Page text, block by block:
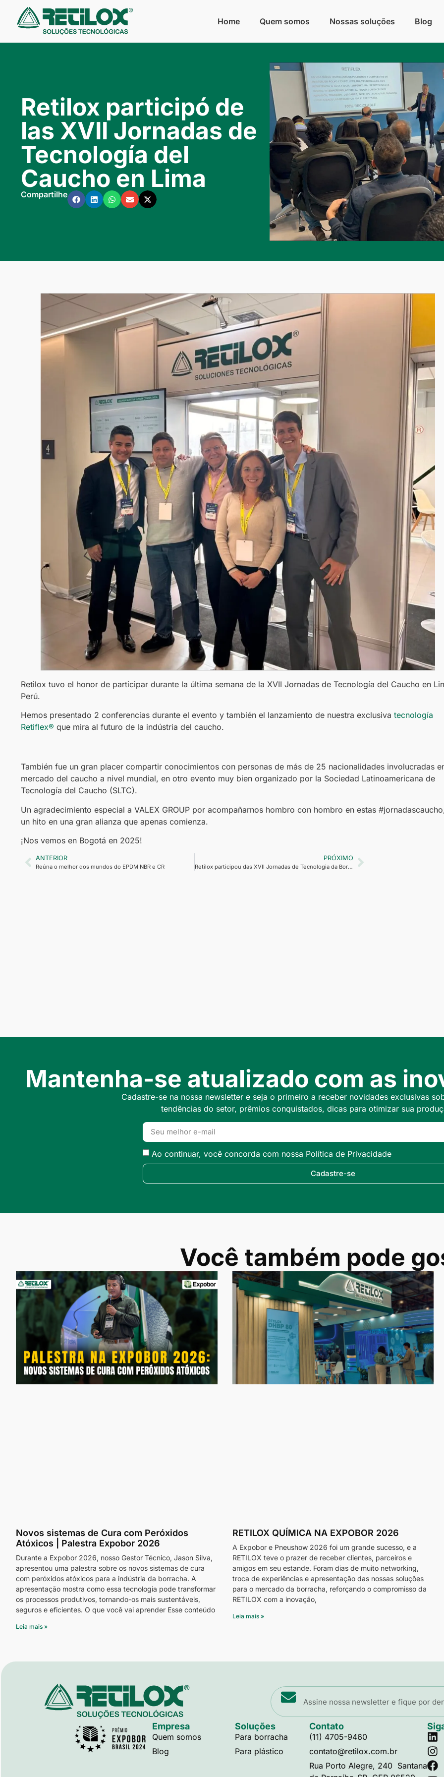
Home Quem somos Nossas soluções Blog
Retilox participó de
las XVII Jornadas de
Tecnología del
Caucho en Lima
Compartilhe
Retilox tuvo el honor de participar durante la última semana de la XVII Jornadas de Tecnología del Caucho en
Perú.
Hemos presentado 2 conferencias durante el evento y también el lanzamiento de nuestra exclusiva tecnología
Retiflex® que mira al futuro de la indústria del caucho.
También fue un gran placer compartir conocimientos con personas de más de 25 nacionalidades involucradas
mercado del caucho a nivel mundial, en otro evento muy bien organizado por la Sociedad Latinoamericana de
Tecnología del Caucho (SLTC).
Un agradecimiento especial a VALEX GROUP por acompañarnos hombro con hombro en estas
un hito en una gran alianza que apenas comienza.
¡Nos vemos en Bogotá en 2025!
ANTERIOR
Reúna o melhor dos mundos do EPDM NBR e CR
PRÓXIMO
Retilox participou das XVII Jornadas de Tecnologia da Borracha na cidade de Lima
Mantenha-se atualizado com as
Cadastre-se na nossa newsletter e seja o primeiro a receber novidades exclusivas
tendências do setor, prêmios conquistados, dicas para otimizar sua
Ao continuar, você concorda com nossa Política de Privacidade
Cadastre-se
Você também pode
Novos sistemas de Cura com Peróxidos
Atóxicos | Palestra Expobor 2026
Durante a Expobor 2026, nosso Gestor Técnico, Jason Silva,
apresentou uma palestra sobre os novos sistemas de cura
com peróxidos atóxicos para a indústria da borracha. A
apresentação mostra como essa tecnologia pode transformar
os processos produtivos, tornando-os mais sustentáveis,
seguros e eficientes. O que você vai aprender Esse conteúdo
Leia mais »
RETILOX QUÍMICA NA EXPOBOR 2026
A Expobor e Pneushow 2026 foi um grande sucesso, e a
RETILOX teve o prazer de receber clientes, parceiros e
amigos em seu estande. Foram dias de muito networking,
troca de experiências e apresentação das nossas soluções
para o mercado da borracha, reforçando o compromisso da
RETILOX com a inovação,
Leia mais »
Empresa
Quem somos
Blog
Soluções
Para borracha
Para plástico
Contato
(11) 4705-9460
contato@retilox.com.br
Rua Porto Alegre, 240 Santana